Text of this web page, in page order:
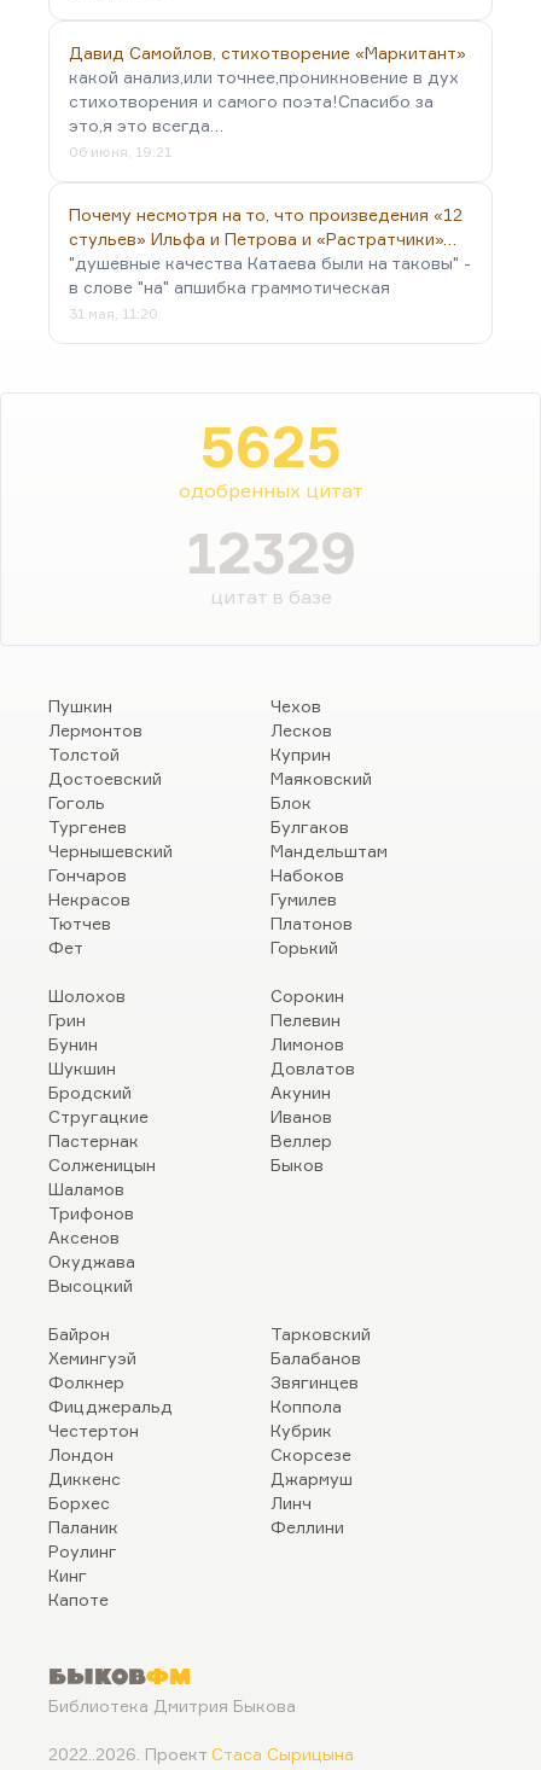
Давид Самойлов, стихотворение «Маркитант»
какой анализ,или точнее,проникновение в дух
стихотворения и самого поэта!Спасибо за
это,я это всегда…
06 июня, 19:21
Почему несмотря на то, что произведения «12
стульев» Ильфа и Петрова и «Растратчики»…
"душевные качества Катаева были на таковы" -
в слове "на" апшибка граммотическая
31 мая, 11:20
5625
одобренных цитат
12329
цитат в базе
Пушкин
Лермонтов
Толстой
Достоевский
Гоголь
Тургенев
Чернышевский
Гончаров
Некрасов
Тютчев
Фет
Чехов
Лесков
Куприн
Маяковский
Блок
Булгаков
Мандельштам
Набоков
Гумилев
Платонов
Горький
Шолохов
Грин
Бунин
Шукшин
Бродский
Стругацкие
Пастернак
Солженицын
Шаламов
Трифонов
Аксенов
Окуджава
Высоцкий
Сорокин
Пелевин
Лимонов
Довлатов
Акунин
Иванов
Веллер
Быков
Байрон
Хемингуэй
Фолкнер
Фицджеральд
Честертон
Лондон
Диккенс
Борхес
Паланик
Роулинг
Кинг
Капоте
Тарковский
Балабанов
Звягинцев
Коппола
Кубрик
Скорсезе
Джармуш
Линч
Феллини
БыковФМ
Библиотека Дмитрия Быкова
2022..2026. Проект Стаса Сырицына